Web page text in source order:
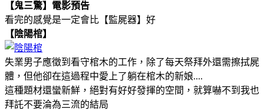
【鬼三驚】電影預告
看完的感覺是一定會比【監屍器】好
【陰陽棺】
失業男子應徵到看守棺木的工作，除了每天祭拜外還需擦拭屍
體，但他卻在這過程中愛上了躺在棺木的新娘....
這種題材還蠻新鮮，絕對有好好發揮的空間，就算嚇不到我也
拜託不要淪為三流的結局